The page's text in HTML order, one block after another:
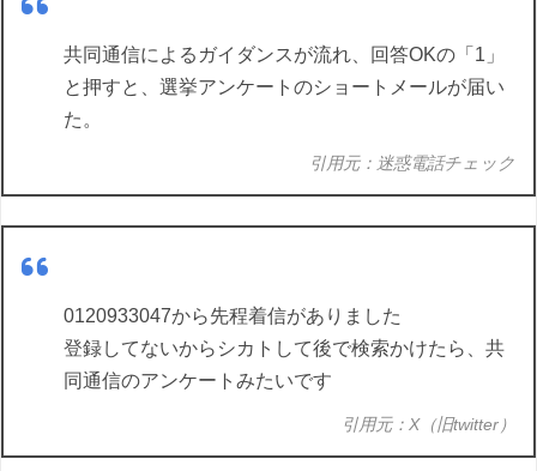
共同通信によるガイダンスが流れ、回答OKの「1」
と押すと、選挙アンケートのショートメールが届い
た。
引用元：迷惑電話チェック
0120933047から先程着信がありました
登録してないからシカトして後で検索かけたら、共
同通信のアンケートみたいです
引用元：X（旧twitter）